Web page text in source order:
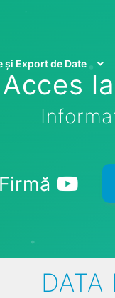
și Export de Date
Acces